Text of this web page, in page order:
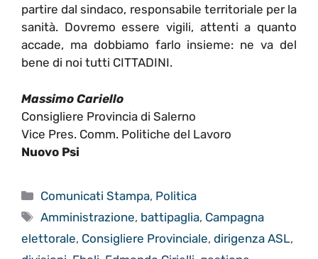
partire dal sindaco, responsabile territoriale per la
sanità. Dovremo essere vigili, attenti a quanto
accade, ma dobbiamo farlo insieme: ne va del
bene di noi tutti CITTADINI.
Massimo Cariello
Consigliere Provincia di Salerno
Vice Pres. Comm. Politiche del Lavoro
Nuovo Psi
Categorie
Comunicati Stampa, Politica
Tag
Amministrazione, battipaglia, Campagna
elettorale, Consigliere Provinciale, dirigenza ASL,